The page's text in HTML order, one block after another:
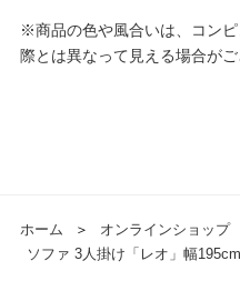
※商品の色や風合いは、コン
際とは異なって見える場合がご
ホーム ＞ オンラインショップ
ソファ 3人掛け「レオ」幅